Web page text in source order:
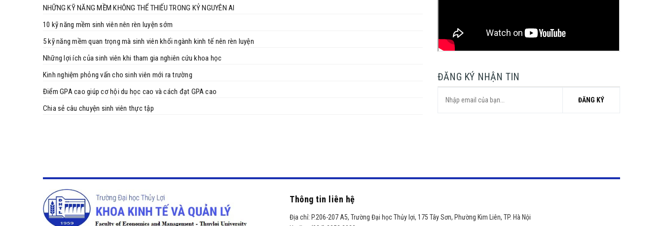
NHỮNG KỸ NĂNG MỀM KHÔNG THỂ THIẾU TRONG KỶ NGUYÊN AI
10 kỹ năng mềm sinh viên nên rèn luyện sớm
5 kỹ năng mềm quan trọng mà sinh viên khối ngành kinh tế nên rèn luyện
Những lợi ích của sinh viên khi tham gia nghiên cứu khoa học
Kinh nghiệm phỏng vấn cho sinh viên mới ra trường
Điểm GPA cao giúp cơ hội du học cao và cách đạt GPA cao
Chia sẻ câu chuyện sinh viên thực tập
ĐĂNG KÝ NHẬN TIN
ĐĂNG KÝ
Thông tin liên hệ
Địa chỉ: P.206-207 A5, Trường Đại học Thủy lợi, 175 Tây Sơn, Phường Kim Liên, TP. Hà Nội